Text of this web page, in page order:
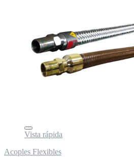
Vista rápida
Acoples Flexibles